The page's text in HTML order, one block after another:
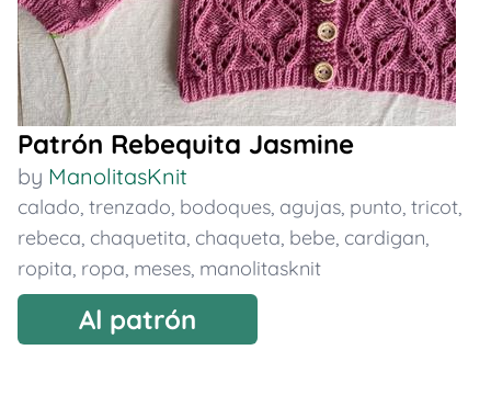
Patrón Rebequita Jasmine
by ManolitasKnit
calado, trenzado, bodoques, agujas, punto, tricot,
rebeca, chaquetita, chaqueta, bebe, cardigan,
ropita, ropa, meses, manolitasknit
Al patrón